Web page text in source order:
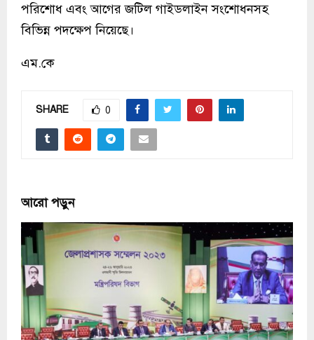
পরিশোধ এবং আগের জটিল গাইডলাইন সংশোধনসহ
বিভিন্ন পদক্ষেপ নিয়েছে।
এম.কে
SHARE 0
আরো পড়ুন